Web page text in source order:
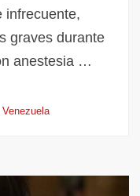
infrecuente,
graves durante
anestesia …
Venezuela